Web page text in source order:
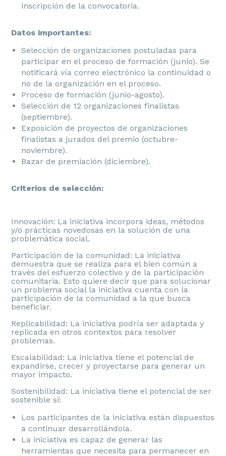
inscripción de la convocatoria.
Datos importantes:
Selección de organizaciones postuladas para
participar en el proceso de formación (junio). Se
notificará vía correo electrónico la continuidad o
no de la organización en el proceso.
Proceso de formación (junio-agosto).
Selección de 12 organizaciones finalistas
(septiembre).
Exposición de proyectos de organizaciones
finalistas a jurados del premio (octubre-
noviembre).
Bazar de premiación (diciembre).
Criterios de selección:
Innovación: La iniciativa incorpora ideas, métodos
y/o prácticas novedosas en la solución de una
problemática social.
Participación de la comunidad: La iniciativa
demuestra que se realiza para el bien común a
través del esfuerzo colectivo y de la participación
comunitaria. Esto quiere decir que para solucionar
un problema social la iniciativa cuenta con la
participación de la comunidad a la que busca
beneficiar.
Replicabilidad: La iniciativa podría ser adaptada y
replicada en otros contextos para resolver
problemas.
Escalabilidad: La iniciativa tiene el potencial de
expandirse, crecer y proyectarse para generar un
mayor impacto.
Sostenibilidad: La iniciativa tiene el potencial de ser
sostenible si:
Los participantes de la iniciativa están dispuestos
a continuar desarrollándola.
La iniciativa es capaz de generar las
herramientas que necesita para permanecer en